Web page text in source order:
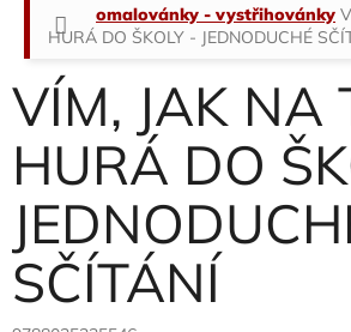
Domů
omalovánky - vystřihovánky
HURÁ DO ŠKOLY - JEDNODUCHÉ
VÍM, JAK NA
HURÁ DO
SČÍTÁNÍ